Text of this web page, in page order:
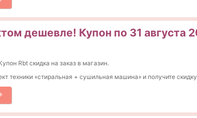
дешевле! Купон по 31 августа
Rbt скидка на заказ в магазин.
техники «стиральная + сушильная машина» и получите